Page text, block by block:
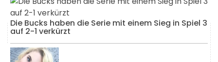
Die Bucks haben die Serie mit einem Sieg in Spiel 3
auf 2-1 verkürzt